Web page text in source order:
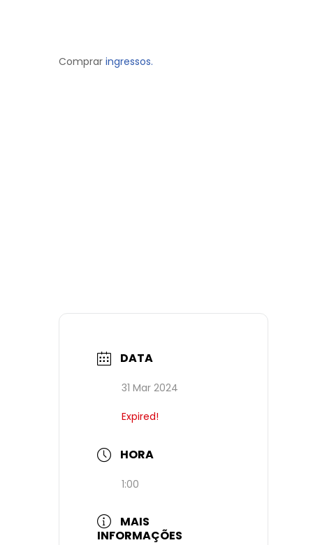
Comprar ingressos.
DATA
31 Mar 2024
Expired!
HORA
1:00
MAIS
INFORMAÇÕES